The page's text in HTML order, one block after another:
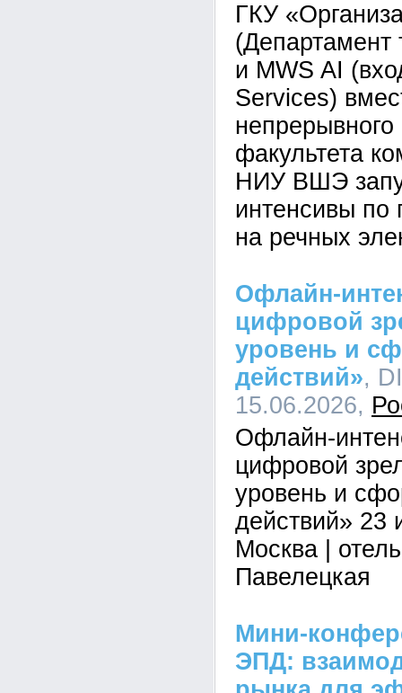
ГКУ
(Департамент
и MWS AI
Services)
факультета
НИУ ВШЭ
интенсивы по
на речных
Офлайн-
цифровой
уровень и
действий»,
15.06.2026,
Офлайн-
цифровой
уровень и
действий» 23
Москва |
Павелецкая
Мини-
ЭПД: